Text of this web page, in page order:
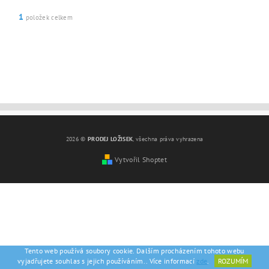
1 položek celkem
2026 © PRODEJ LOŽISEK, všechna práva vyhrazena
Vytvořil Shoptet
Tento web používá soubory cookie. Dalším procházením tohoto webu
vyjadřujete souhlas s jejich používáním.. Více informací zde. ROZUMÍM